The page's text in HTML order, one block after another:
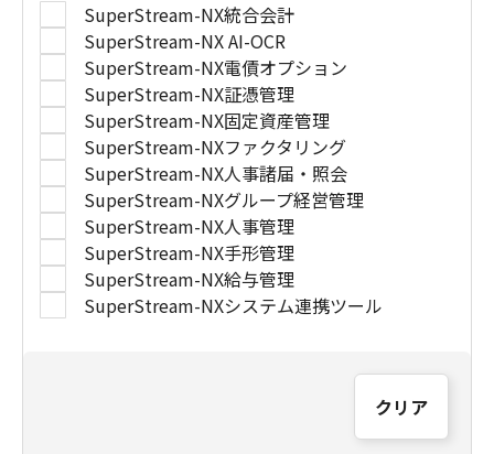
SuperStream-NX統合会計
SuperStream-NX AI-OCR
SuperStream-NX電債オプション
SuperStream-NX証憑管理
SuperStream-NX固定資産管理
SuperStream-NXファクタリング
SuperStream-NX人事諸届・照会
SuperStream-NXグループ経営管理
SuperStream-NX人事管理
SuperStream-NX手形管理
SuperStream-NX給与管理
SuperStream-NXシステム連携ツール
クリア